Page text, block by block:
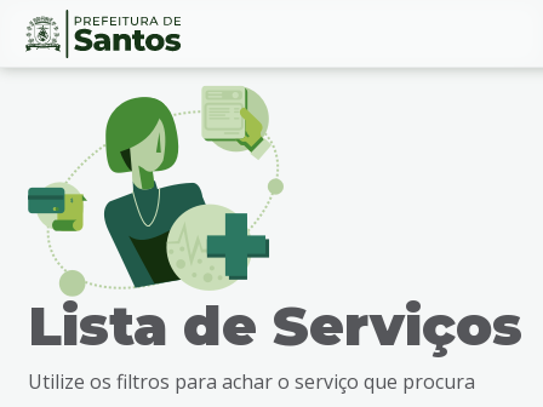
Ir
busca
Conteúdo
Lista de Serviços
Utilize os filtros para achar o serviço que procura